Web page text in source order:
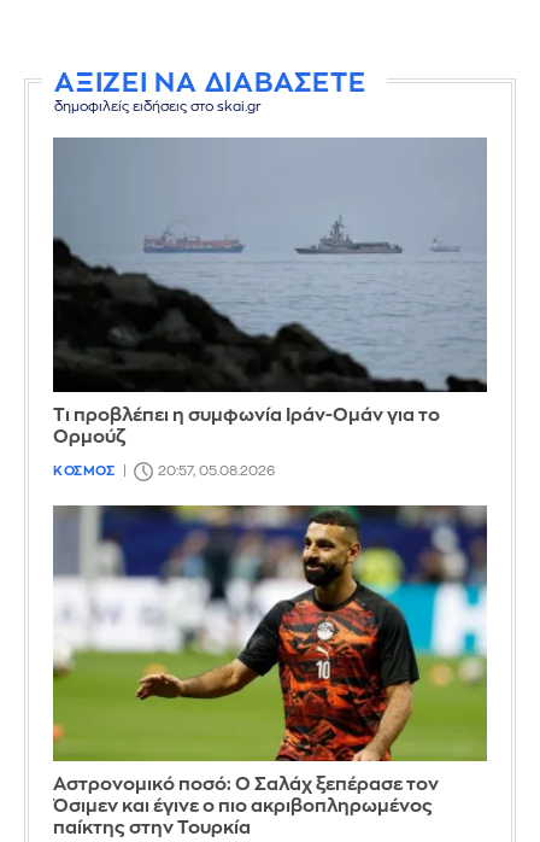
ΑΞΙΖΕΙ ΝΑ ΔΙΑΒΑΣΕΤΕ
δημοφιλείς ειδήσεις στο skai.gr
Τι προβλέπει η συμφωνία Ιράν-Ομάν για το
Ορμούζ
ΚΟΣΜΟΣ 20:57, 05.08.2026
Αστρονομικό ποσό: Ο Σαλάχ ξεπέρασε τον
Όσιμεν και έγινε ο πιο ακριβοπληρωμένος
παίκτης στην Τουρκία